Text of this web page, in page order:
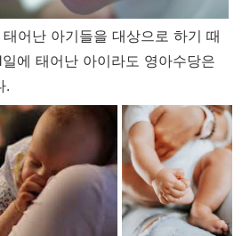
어난 아기들을 대상으로 하기 때
에 태어난 아이라도 영아수당은
.